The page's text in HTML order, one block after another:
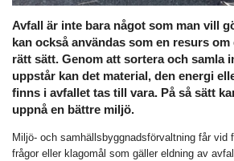
Avfall är inte bara något som man vill
kan också användas som en resurs
rätt sätt. Genom att sortera och samla
uppstår kan det material, den energi
finns i avfallet tas till vara. På så sätt
uppnå en bättre miljö.
Miljö- och samhällsbyggnadsförvaltning får vid
frågor eller klagomål som gäller eldning av